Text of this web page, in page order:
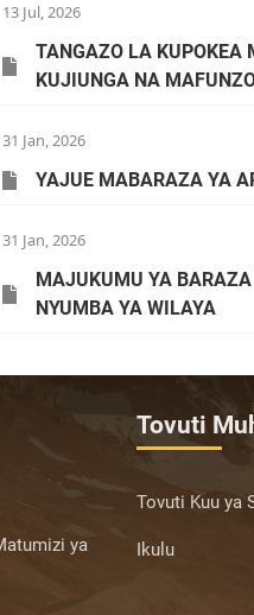
13 Jul, 2026
TANGAZO LA KUPOKEA
KUJIUNGA NA
31 Jan, 2026
YAJUE MABARAZA YA
31 Jan, 2026
MAJUKUMU YA
NYUMBA YA WILAYA
ya
Tovuti
Tovuti Kuu ya
Ikulu